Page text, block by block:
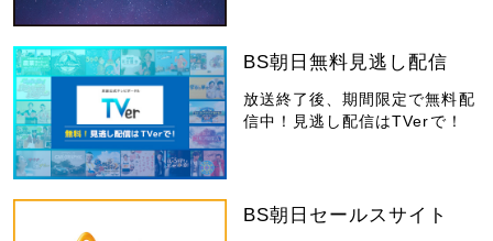
BS朝日無料見逃し配信
放送終了後、期間限定で無料配
信中！見逃し配信はTVerで！
BS朝日セールスサイト